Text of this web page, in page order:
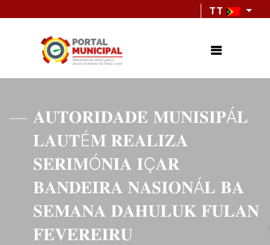
TT
𝐀𝐔𝐓𝐎𝐑𝐈𝐃𝐀𝐃𝐄 𝐌𝐔𝐍𝐈𝐒𝐈𝐏Á𝐋
𝐋𝐀𝐔𝐓É𝐌 𝐑𝐄𝐀𝐋𝐈𝐙𝐀
𝐒𝐄𝐑𝐈𝐌Ó𝐍𝐈𝐀 𝐈Ç𝐀𝐑
𝐁𝐀𝐍𝐃𝐄𝐈𝐑𝐀 𝐍𝐀𝐒𝐈𝐎𝐍Á𝐋 𝐁𝐀
𝐒𝐄𝐌𝐀𝐍𝐀 𝐃𝐀𝐇𝐔𝐋𝐔𝐊 𝐅𝐔𝐋𝐀𝐍
𝐅𝐄𝐕𝐄𝐑𝐄𝐈𝐑𝐔